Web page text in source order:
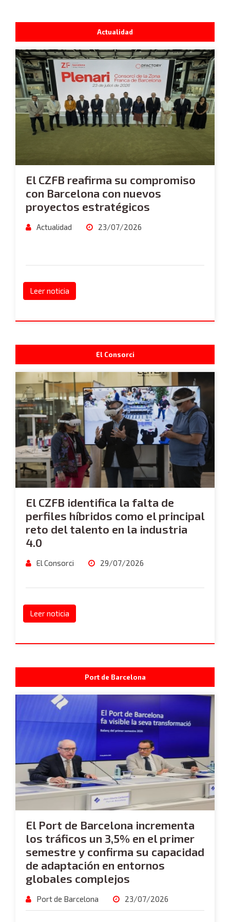
Actualidad
El CZFB reafirma su compromiso
con Barcelona con nuevos
proyectos estratégicos
Actualidad 23/07/2026
Leer noticia
El Consorci
El CZFB identifica la falta de
perfiles híbridos como el principal
reto del talento en la industria
4.0
El Consorci 29/07/2026
Leer noticia
Port de Barcelona
El Port de Barcelona incrementa
los tráficos un 3,5% en el primer
semestre y confirma su capacidad
de adaptación en entornos
globales complejos
Port de Barcelona 23/07/2026